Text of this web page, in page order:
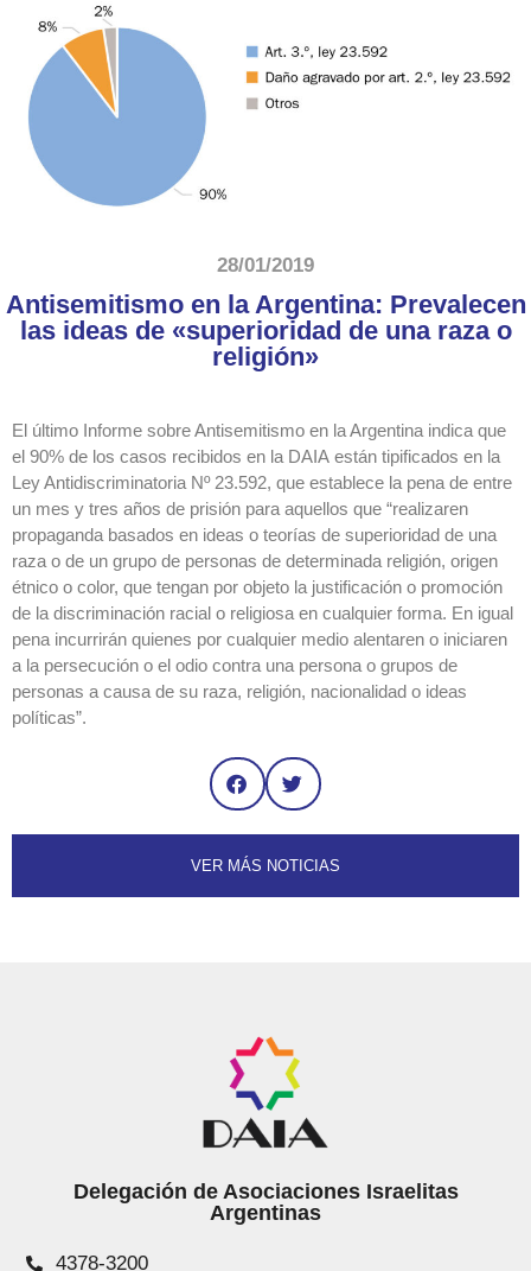
28/01/2019
Antisemitismo en la Argentina: Prevalecen
las ideas de «superioridad de una raza o
religión»
El último Informe sobre Antisemitismo en la Argentina indica que
el 90% de los casos recibidos en la DAIA están tipificados en la
Ley Antidiscriminatoria Nº 23.592, que establece la pena de entre
un mes y tres años de prisión para aquellos que “realizaren
propaganda basados en ideas o teorías de superioridad de una
raza o de un grupo de personas de determinada religión, origen
étnico o color, que tengan por objeto la justificación o promoción
de la discriminación racial o religiosa en cualquier forma. En igual
pena incurrirán quienes por cualquier medio alentaren o iniciaren
a la persecución o el odio contra una persona o grupos de
personas a causa de su raza, religión, nacionalidad o ideas
políticas”.
VER MÁS NOTICIAS
Delegación de Asociaciones Israelitas
Argentinas
4378-3200